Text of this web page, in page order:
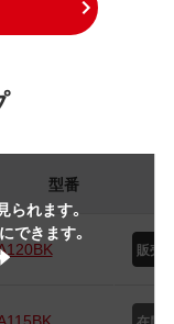
れます。
できます。
型番